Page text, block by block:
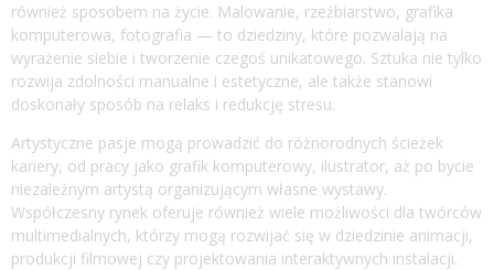
również sposobem na życie. Malowanie, rzeźbiarstwo, grafika
komputerowa, fotografia — to dziedziny, które pozwalają na
wyrażenie siebie i tworzenie czegoś unikatowego. Sztuka nie tylko
rozwija zdolności manualne i estetyczne, ale także stanowi
doskonały sposób na relaks i redukcję stresu.
Artystyczne pasje mogą prowadzić do różnorodnych ścieżek
kariery, od pracy jako grafik komputerowy, ilustrator, aż po bycie
niezależnym artystą organizującym własne wystawy.
Współczesny rynek oferuje również wiele możliwości dla twórców
multimedialnych, którzy mogą rozwijać się w dziedzinie animacji,
produkcji filmowej czy projektowania interaktywnych instalacji.